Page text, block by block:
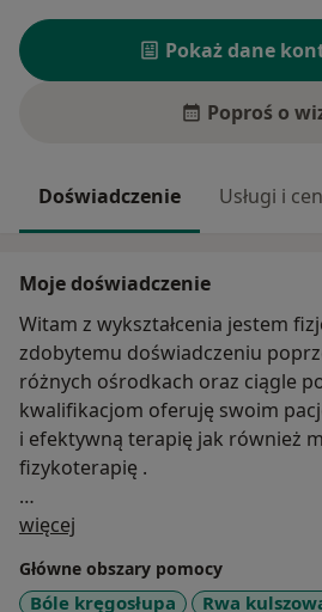
Pokaż dane
Poproś o
Doświadczenie Usługi i
Moje doświadczenie
Witam z wykształcenia jestem
zdobytemu doświadczeniu
różnych ośrodkach oraz ciągle
kwalifikacjom oferuję swoim
i efektywną terapię jak również
fizykoterapię .
Ukończone kursy prowadzone
-Diagnostyka dzieci i niemowląt 0-
więcej
Główne obszary pomocy
Bóle kręgosłupa Rwa